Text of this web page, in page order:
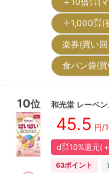
＋1,000㌽
楽券(買い
食パン袋(
10位 和光堂 レーベ
45.5 円/
d㌽10%還元(
63ポイント